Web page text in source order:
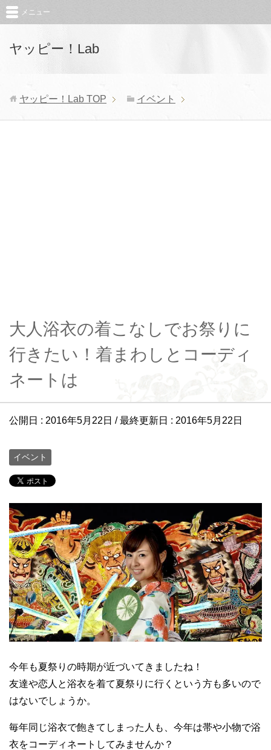
ヤッピー！Lab
メニュー
ヤッピー！Lab TOP イベント
大人浴衣の着こなしでお祭りに
行きたい！着まわしとコーディ
ネートは
公開日 : 2016年5月22日 / 最終更新日 : 2016年5月22日
イベント
今年も夏祭りの時期が近づいてきましたね！
友達や恋人と浴衣を着て夏祭りに行くという方も多いので
はないでしょうか。
毎年同じ浴衣で飽きてしまった人も、今年は帯や小物で浴
衣をコーディネートしてみませんか？